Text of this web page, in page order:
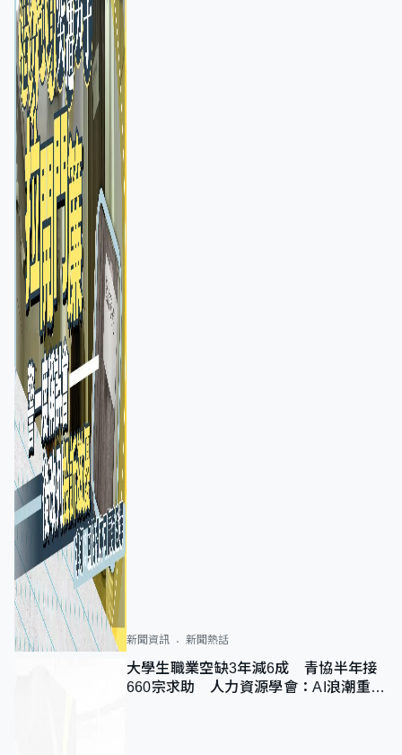
新聞資訊 新聞熱話
大學生職業空缺3年減6成 青協半年接
660宗求助 人力資源學會：AI浪潮重整